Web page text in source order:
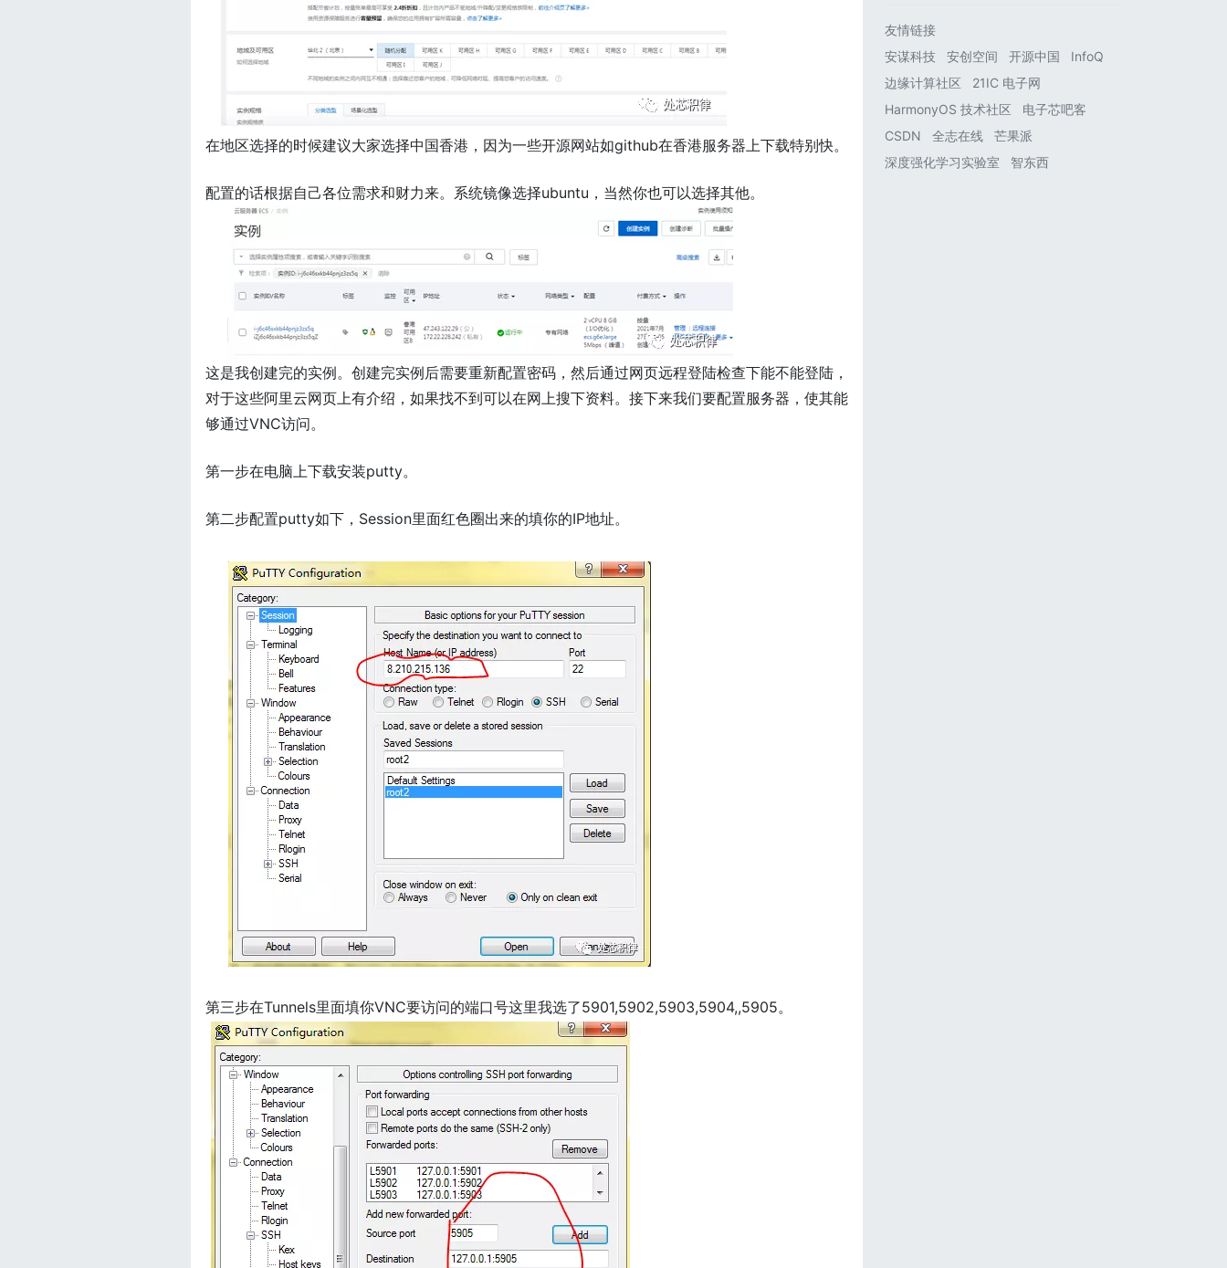
在地区选择的时候建议大家选择中国香港，因为一些开源网站如github在香港服务器上下载特别快。
配置的话根据自己各位需求和财力来。系统镜像选择ubuntu，当然你也可以选择其他。
这是我创建完的实例。创建完实例后需要重新配置密码，然后通过网页远程登陆检查下能不能登陆，
对于这些阿里云网页上有介绍，如果找不到可以在网上搜下资料。接下来我们要配置服务器，使其能
够通过VNC访问。
第一步在电脑上下载安装putty。
第二步配置putty如下，Session里面红色圈出来的填你的IP地址。
第三步在Tunnels里面填你VNC要访问的端口号这里我选了5901,5902,5903,5904,,5905。
友情链接
安谋科技
安创空间 开源中国
InfoQ
边缘计算社区
21IC 电子网
HarmonyOS 技术社区
电子芯吧客
CSDN
全志在线
芒果派
深度强化学习实验室
智东西